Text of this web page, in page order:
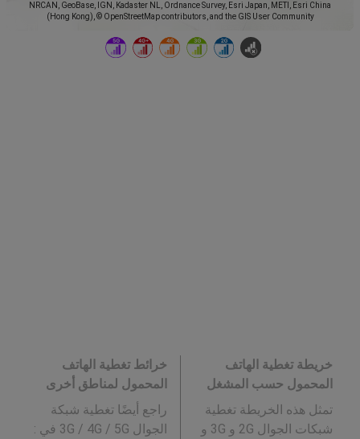
NRCAN, GeoBase, IGN, Kadaster NL, Ordnance Survey, Esri Japan, METI, Esri China
(Hong Kong), © OpenStreetMap contributors, and the GIS User Community
خريطة تغطية الهاتف
المحمول حسب المشغل
تمثل هذه الخريطة تغطية
شبكات الجوال 2G و 3G و
خرائط تغطية الهاتف
المحمول لمناطق أخرى
راجع أيضًا تغطية شبكة
الجوال 3G / 4G / 5G في
: